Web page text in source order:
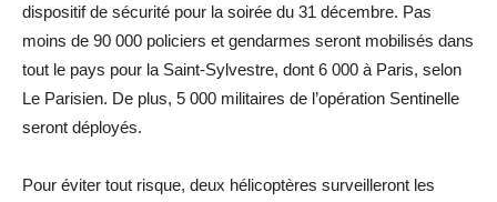
dispositif de sécurité pour la soirée du 31 décembre. Pas
moins de 90 000 policiers et gendarmes seront mobilisés dans
tout le pays pour la Saint-Sylvestre, dont 6 000 à Paris, selon
Le Parisien. De plus, 5 000 militaires de l’opération Sentinelle
seront déployés.
Pour éviter tout risque, deux hélicoptères surveilleront les